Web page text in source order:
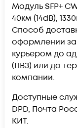
Модуль SFP+
40км (14dB),
Способ
оформлении
курьером до
(ПВЗ) или до
компании.
Доступные
DPD, Почта
КИТ.